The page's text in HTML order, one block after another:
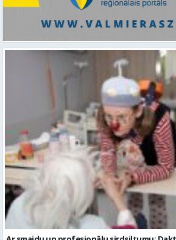
Ar smaidu un profesionālu sirdsiltumu:
ar senioriem Vidzemes slimnīcā